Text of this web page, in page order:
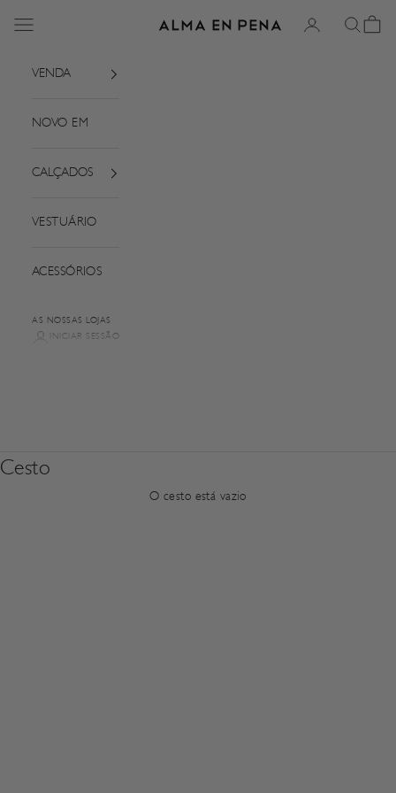
Alma em Pena
Menu Iniciar sessão
Pesquisar
Cesto
VENDA
NOVO EM
CALÇADOS
VESTUÁRIO
ACESSÓRIOS
AS NOSSAS LOJAS
INICIAR SESSÃO
Cesto
O cesto está vazio